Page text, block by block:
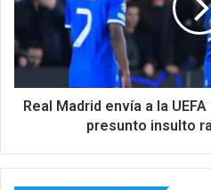
Real Madrid envía a la
presunto insulto